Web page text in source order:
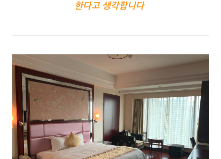
한다고 생각합니다